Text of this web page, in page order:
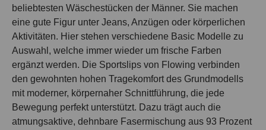
beliebtesten Wäschestücken der Männer. Sie machen
eine gute Figur unter Jeans, Anzügen oder körperlichen
Aktivitäten. Hier stehen verschiedene Basic Modelle zu
Auswahl, welche immer wieder um frische Farben
ergänzt werden. Die Sportslips von Flowing verbinden
den gewohnten hohen Tragekomfort des Grundmodells
mit moderner, körpernaher Schnittführung, die jede
Bewegung perfekt unterstützt. Dazu trägt auch die
atmungsaktive, dehnbare Fasermischung aus 93 Prozent